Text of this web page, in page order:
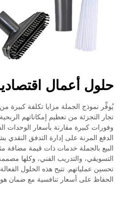
حلول أعمال
يُوفِّر نموذج الجملة مزايا تكلفة كبيرة
تجار التجزئة من تعظيم إمكاناتهم
وفورات كبيرة مقارنة بأسعار
الدفع المرنة على إدارة التدفق النقدي
البيع بالجملة خدمات ذات قيمة مضافة
التسويقي، والتدريب الفني، وكلها
تحسين عملياتهم. تتيح هذه الحلول
الحفاظ على أسعار تنافسية مع ضمان